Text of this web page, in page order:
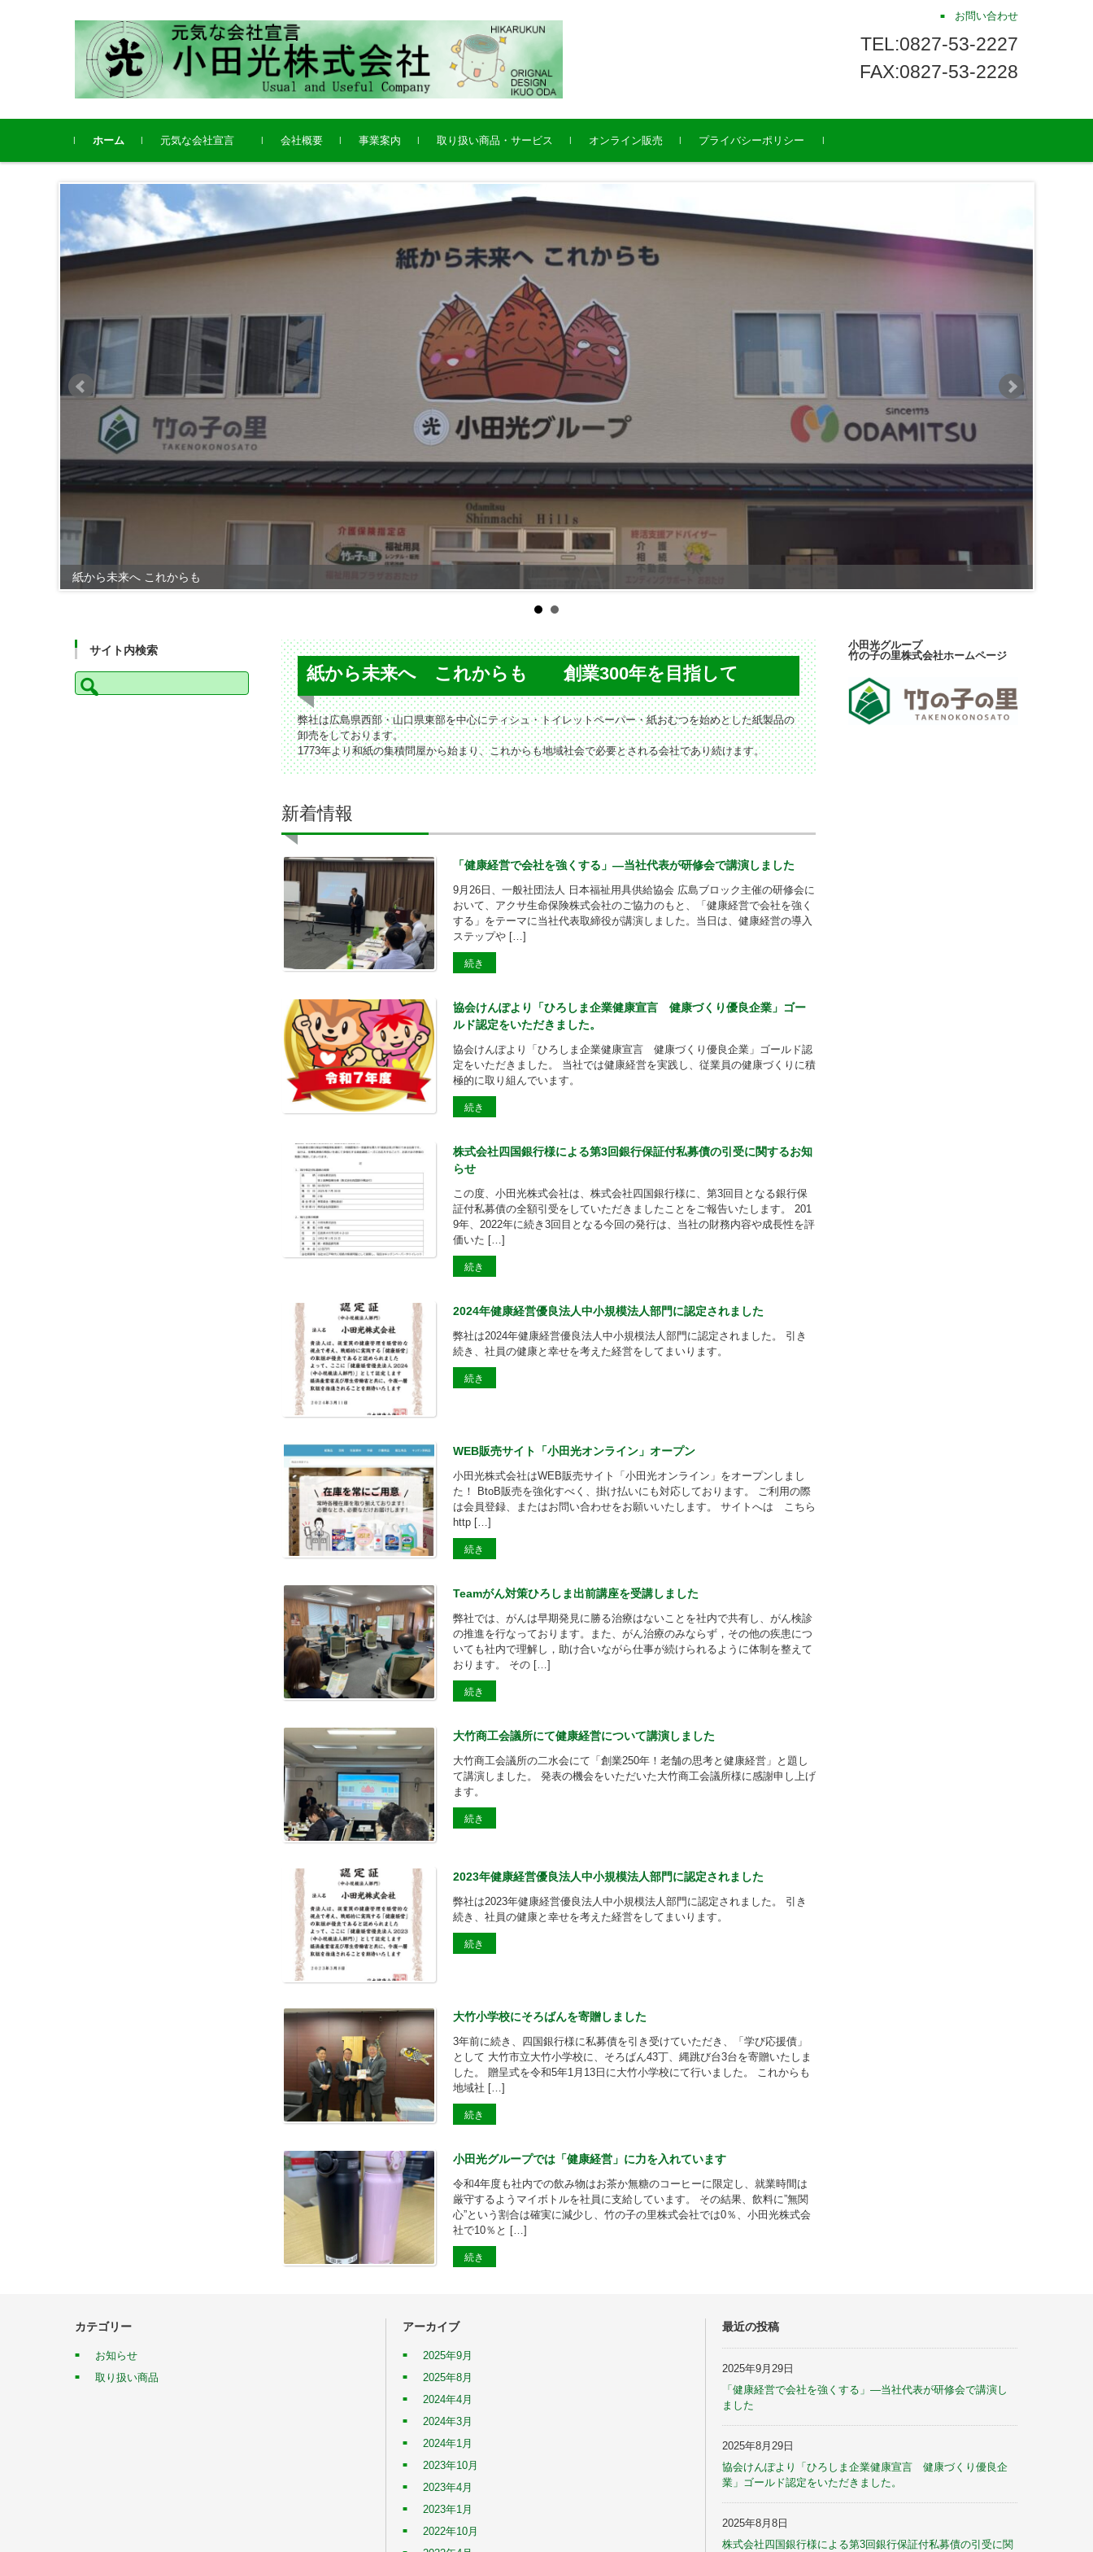
お問い合わせ
TEL:0827-53-2227
FAX:0827-53-2228
コンテンツに移動
ホーム
元気な会社宣言 会社概要 事業案内 取り扱い商品・サービス オンライン販売 プライバシーポリシー
紙から未来へ これからも
紙から未来へ これからも 創業300年を目指して
弊社は広島県西部・山口県東部を中心にティシュ・トイレットペーパー・紙おむつを始めとした紙製品の
卸売をしております。
1773年より和紙の集積問屋から始まり、これからも地域社会で必要とされる会社であり続けます。
新着情報
「健康経営で会社を強くする」—当社代表が研修会で講演しました
9月26日、一般社団法人 日本福祉用具供給協会 広島ブロック主催の研修会に
おいて、アクサ生命保険株式会社のご協力のもと、「健康経営で会社を強く
する」をテーマに当社代表取締役が講演しました。当日は、健康経営の導入
ステップや […]
続き
協会けんぽより「ひろしま企業健康宣言 健康づくり優良企業」ゴー
ルド認定をいただきました。
協会けんぽより「ひろしま企業健康宣言 健康づくり優良企業」ゴールド認
定をいただきました。 当社では健康経営を実践し、従業員の健康づくりに積
極的に取り組んでいます。
続き
株式会社四国銀行様による第3回銀行保証付私募債の引受に関するお知
らせ
この度、小田光株式会社は、株式会社四国銀行様に、第3回目となる銀行保
証付私募債の全額引受をしていただきましたことをご報告いたします。 201
9年、2022年に続き3回目となる今回の発行は、当社の財務内容や成長性を評
価いた […]
続き
2024年健康経営優良法人中小規模法人部門に認定されました
弊社は2024年健康経営優良法人中小規模法人部門に認定されました。 引き
続き、社員の健康と幸せを考えた経営をしてまいります。
続き
WEB販売サイト「小田光オンライン」オープン
小田光株式会社はWEB販売サイト「小田光オンライン」をオープンしまし
た！ BtoB販売を強化すべく、掛け払いにも対応しております。 ご利用の際
は会員登録、またはお問い合わせをお願いいたします。 サイトへは こちら
http […]
続き
Teamがん対策ひろしま出前講座を受講しました
弊社では、がんは早期発見に勝る治療はないことを社内で共有し、がん検診
の推進を行なっております。また、がん治療のみならず，その他の疾患につ
いても社内で理解し，助け合いながら仕事が続けられるように体制を整えて
おります。 その […]
続き
大竹商工会議所にて健康経営について講演しました
大竹商工会議所の二水会にて「創業250年！老舗の思考と健康経営」と題し
て講演しました。 発表の機会をいただいた大竹商工会議所様に感謝申し上げ
ます。
続き
2023年健康経営優良法人中小規模法人部門に認定されました
弊社は2023年健康経営優良法人中小規模法人部門に認定されました。 引き
続き、社員の健康と幸せを考えた経営をしてまいります。
続き
大竹小学校にそろばんを寄贈しました
3年前に続き、四国銀行様に私募債を引き受けていただき、「学び応援債」
として 大竹市立大竹小学校に、そろばん43丁、縄跳び台3台を寄贈いたしま
した。 贈呈式を令和5年1月13日に大竹小学校にて行いました。 これからも
地域社 […]
続き
小田光グループでは「健康経営」に力を入れています
令和4年度も社内での飲み物はお茶か無糖のコーヒーに限定し、就業時間は
厳守するようマイボトルを社員に支給しています。 その結果、飲料に”無関
心”という割合は確実に減少し、竹の子の里株式会社では0％、小田光株式会
社で10％と […]
続き
サイト内検索
検
索:
小田光グループ
竹の子の里株式会社ホームページ
カテゴリー
お知らせ
取り扱い商品
アーカイブ
2025年9月
2025年8月
2024年4月
2024年3月
2024年1月
2023年10月
2023年4月
2023年1月
2022年10月
最近の投稿
2025年9月29日
「健康経営で会社を強くする」—当社代表が研修会で講演し
ました
2025年8月29日
協会けんぽより「ひろしま企業健康宣言 健康づくり優良企
業」ゴールド認定をいただきました。
2025年8月8日
株式会社四国銀行様による第3回銀行保証付私募債の引受に関